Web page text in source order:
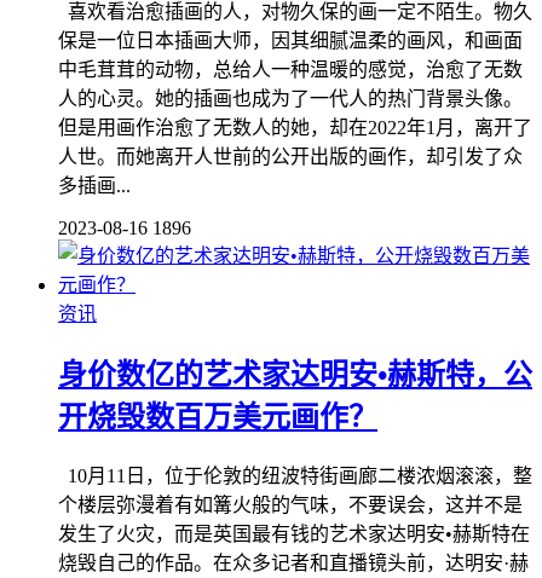
喜欢看治愈插画的人，对物久保的画一定不陌生。物久
保是一位日本插画大师，因其细腻温柔的画风，和画面
中毛茸茸的动物，总给人一种温暖的感觉，治愈了无数
人的心灵。她的插画也成为了一代人的热门背景头像。
但是用画作治愈了无数人的她，却在2022年1月，离开了
人世。而她离开人世前的公开出版的画作，却引发了众
多插画...
2023-08-16 1896
资讯
身价数亿的艺术家达明安•赫斯特，公
开烧毁数百万美元画作？
10月11日，位于伦敦的纽波特街画廊二楼浓烟滚滚，整
个楼层弥漫着有如篝火般的气味，不要误会，这并不是
发生了火灾，而是英国最有钱的艺术家达明安•赫斯特在
烧毁自己的作品。在众多记者和直播镜头前，达明安·赫